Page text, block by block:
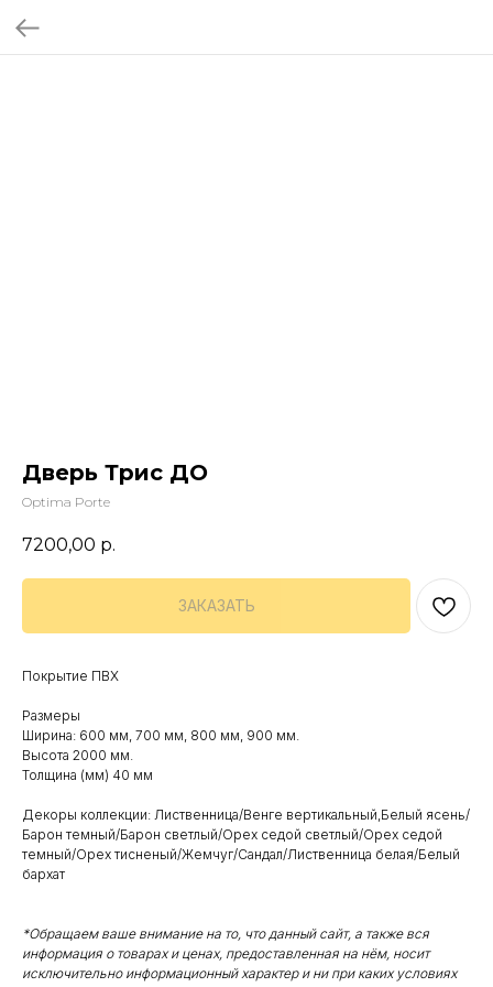
Дверь Трис ДО
Optima Porte
7200,00 р.
ЗАКАЗАТЬ
Покрытие ПВХ
Размеры
Ширина: 600 мм, 700 мм, 800 мм, 900 мм.
Высота 2000 мм.
Толщина (мм) 40 мм
Декоры коллекции: Лиственница/Венге вертикальный,Белый ясень/
Барон темный/Барон светлый/Орех седой светлый/Орех седой
темный/Орех тисненый/Жемчуг/Сандал/Лиственница белая/Белый
бархат
*Обращаем ваше внимание на то, что данный сайт, а также вся
информация о товарах и ценах, предоставленная на нём, носит
исключительно информационный характер и ни при каких условиях